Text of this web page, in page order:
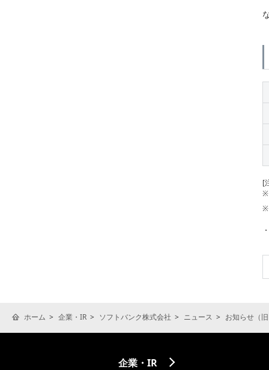
[
※
※
ホーム 企業・IR ソフトバンク株式会社 ニュース お知らせ（
企業・IR